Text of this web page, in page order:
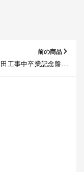
前の商品
工事中卒業記念盤・